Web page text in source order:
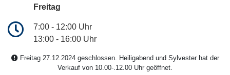
Freitag
7:00 - 12:00 Uhr
13:00 - 16:00 Uhr
Freitag 27.12.2024 geschlossen. Heiligabend und Sylvester hat der
Verkauf von 10.00-.12.00 Uhr geöffnet.